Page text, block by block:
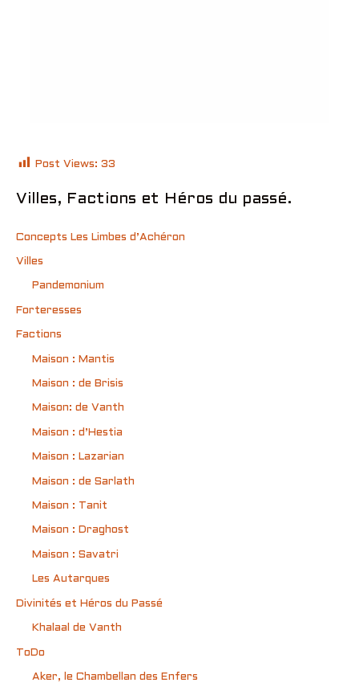
Post Views: 33
Villes, Factions et Héros du passé.
Concepts Les Limbes d’Achéron
Villes
Pandemonium
Forteresses
Factions
Maison : Mantis
Maison : de Brisis
Maison: de Vanth
Maison : d’Hestia
Maison : Lazarian
Maison : de Sarlath
Maison : Tanit
Maison : Draghost
Maison : Savatri
Les Autarques
Divinités et Héros du Passé
Khalaal de Vanth
ToDo
Aker, le Chambellan des Enfers